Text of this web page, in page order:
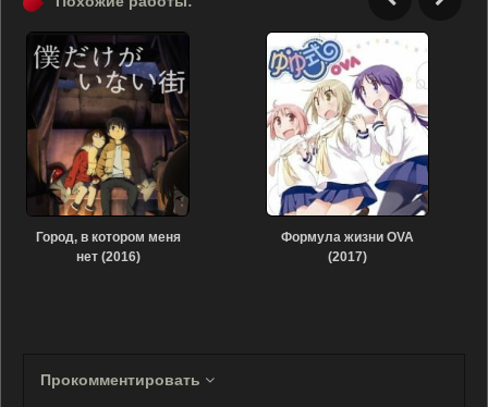
Город, в котором меня
нет (2016)
Формула жизни OVA
(2017)
Прокомментировать